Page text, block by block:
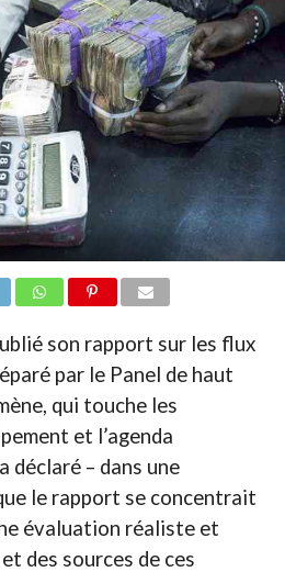
son rapport sur les flux
par le Panel de haut
qui touche les
et l’agenda
déclaré – dans une
le rapport se concentrait
évaluation réaliste et
des sources de ces